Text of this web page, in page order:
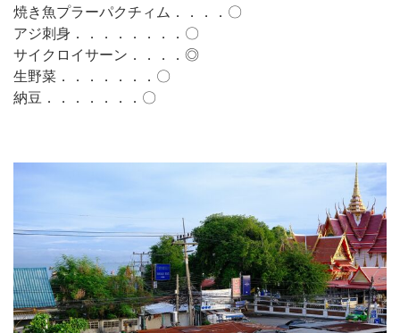
焼き魚プラーパクチィム．．．．〇
アジ刺身．．．．．．．．〇
サイクロイサーン．．．．◎
生野菜．．．．．．．〇
納豆．．．．．．．〇